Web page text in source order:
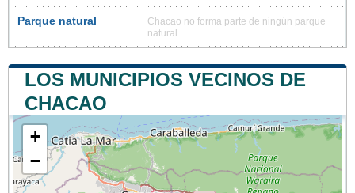
Parque natural
Chacao no forma parte de ningún parque
natural
LOS MUNICIPIOS VECINOS DE
CHACAO
+
−